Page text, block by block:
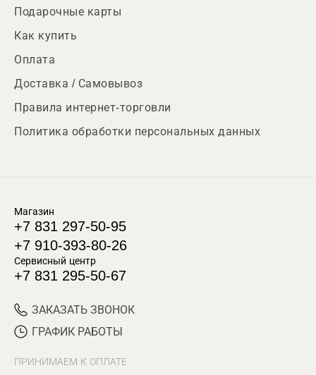
Подарочные карты
Как купить
Оплата
Доставка / Самовывоз
Правила интернет-торговли
Политика обработки персональных данных
Магазин
+7 831 297-50-95
+7 910-393-80-26
Сервисный центр
+7 831 295-50-67
ЗАКАЗАТЬ ЗВОНОК
ГРАФИК РАБОТЫ
ПРИНИМАЕМ К ОПЛАТЕ